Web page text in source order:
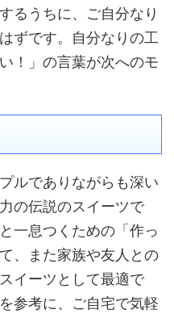
るうちに、ご自分なり
ずです。自分なりの工
！」の言葉が次へのモ
ルでありながらも深い
の伝説のスイーツで
一息つくための「作っ
、また家族や友人との
イーツとして最適で
参考に、ご自宅で気軽